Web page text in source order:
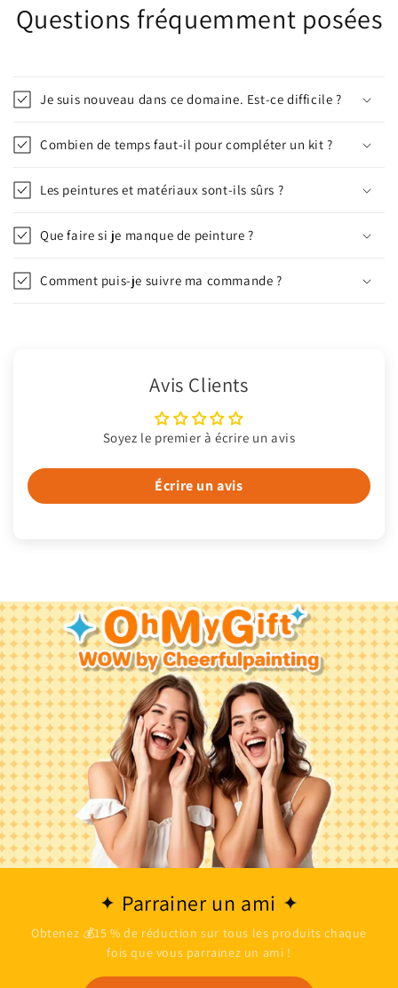
Questions fréquemment posées
Je suis nouveau dans ce domaine. Est-ce difficile ?
Combien de temps faut-il pour compléter un kit ?
Les peintures et matériaux sont-ils sûrs ?
Que faire si je manque de peinture ?
Comment puis-je suivre ma commande ?
Avis Clients
Soyez le premier à écrire un avis
Écrire un avis
Parrainer un ami
Obtenez 💰15 % de réduction sur tous les produits chaque
fois que vous parrainez un ami !